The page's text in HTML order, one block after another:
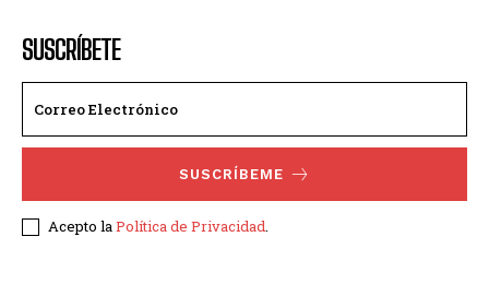
SUSCRÍBETE
SUSCRÍBEME
Acepto laPolítica de Privacidad.